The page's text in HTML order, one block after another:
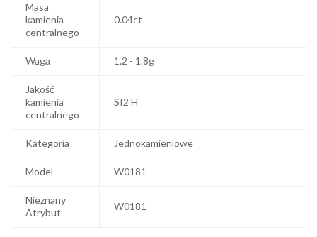
Masa
kamienia
centralnego
0.04ct
Waga 1.2 - 1.8g
Jakość
kamienia
centralnego
SI2 H
Kategoria Jednokamieniowe
Model W0181
Nieznany
Atrybut
W0181